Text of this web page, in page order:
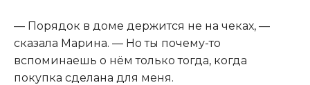
— Порядок в доме держится не на чеках, —
сказала Марина. — Но ты почему-то
вспоминаешь о нём только тогда, когда
покупка сделана для меня.